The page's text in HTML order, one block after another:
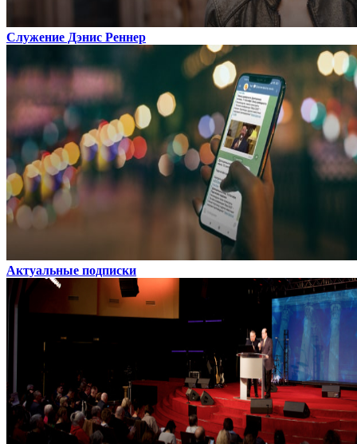
Служение Дэнис Реннер
Актуальные подписки